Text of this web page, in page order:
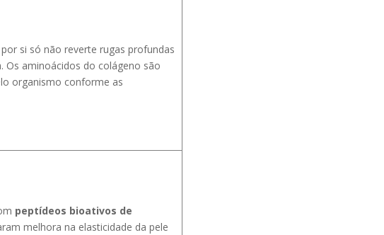
si só não reverte rugas profundas
Os aminoácidos do colágeno são
organismo conforme as
peptídeos bioativos de
melhora na elasticidade da pele